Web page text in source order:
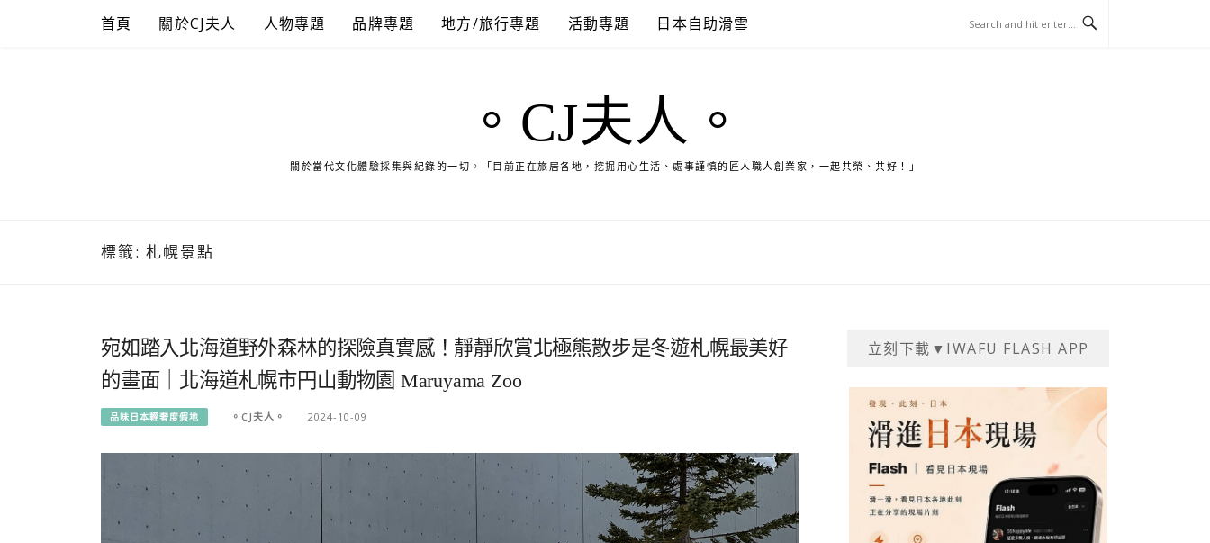
首頁 關於CJ夫人 人物專題 品牌專題 地方/旅行專題 活動專題 日本自助滑雪
。CJ夫人。
關於當代文化體驗採集與紀錄的一切。「目前正在旅居各地，挖掘用心生活、處事謹慎的匠人職人創業家，一起共榮、共好！」
標籤: 札幌景點
宛如踏入北海道野外森林的探險真實感！靜靜欣賞北極熊散步是冬遊札幌最美好
的畫面｜北海道札幌市円山動物園 Maruyama Zoo
品味日本輕奢度假地 。CJ夫人。 2024-10-09
立刻下載▼IWAFU FLASH APP